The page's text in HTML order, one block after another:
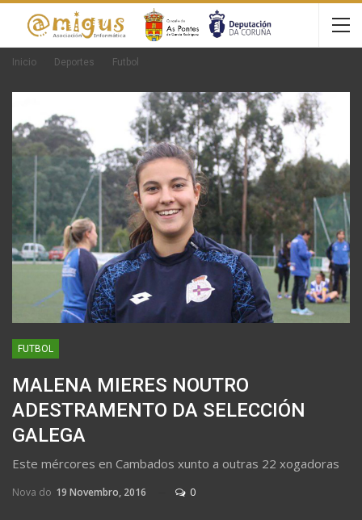
Inicio Deportes Futbol
FUTBOL
MALENA MIERES NOUTRO
ADESTRAMENTO DA SELECCIÓN
GALEGA
Este mércores en Cambados xunto a outras 22 xogadoras
Nova do 19 Novembro, 2016 0